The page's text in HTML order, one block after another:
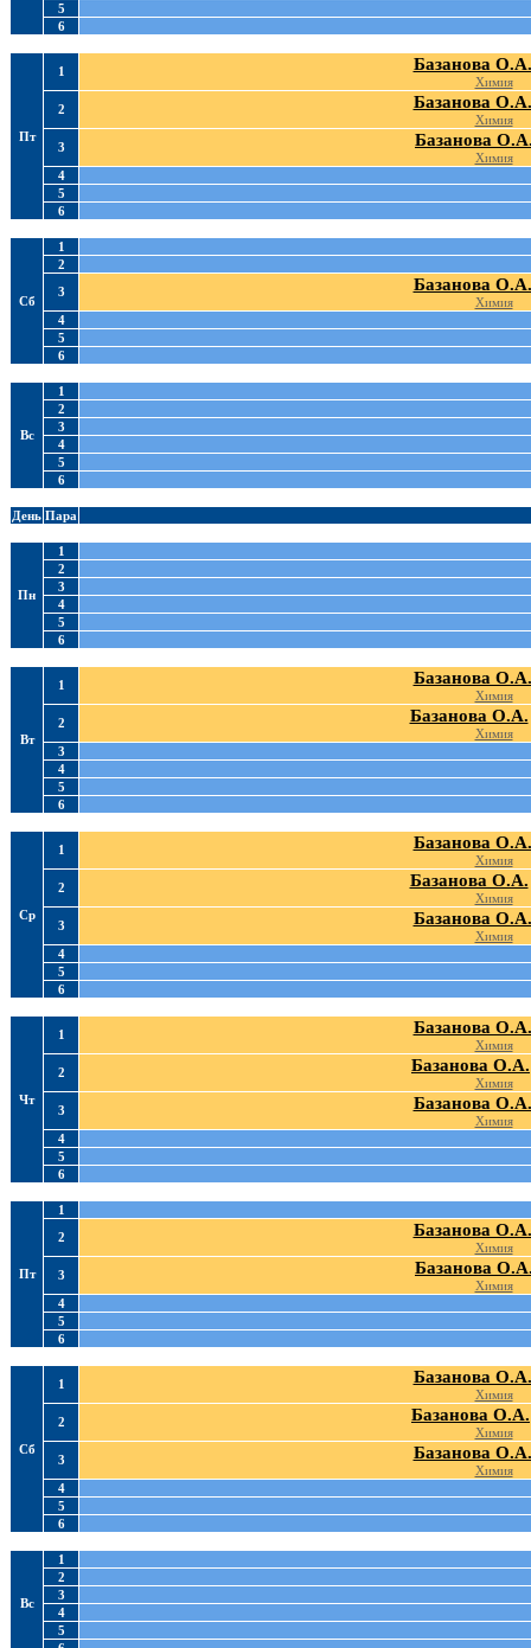
5
6
Пт
1 Базанова О.А.
Химия
2
Базанова О.А.
Химия
3
Базанова
Химия
4
5
6
Сб
1
2
3
Базанова О.А.
Химия
4
5
6
Вс
1
2
3
4
5
6
День Пара
Пн
1
2
3
4
5
6
Вт
1 Базанова О.А.
Химия
2
Базанова О.А.
Химия
3
4
5
6
Ср
1 Базанова О.А.
Химия
2
Базанова О.А.
Химия
3
Базанова О.А.
Химия
4
5
6
Чт
1 Базанова О.А.
Химия
2
Базанова О.А.
Химия
3
Базанова О.А.
Химия
4
5
6
Пт
1
2
Базанова О.А.
Химия
3
Базанова
Химия
4
5
6
Сб
1 Базанова О.А.
Химия
2
Базанова О.А.
Химия
3
Базанова О.А.
Химия
4
5
6
Вс
1
2
3
4
5